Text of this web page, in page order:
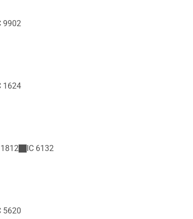
9902
1624
1812 IC 6132
5620